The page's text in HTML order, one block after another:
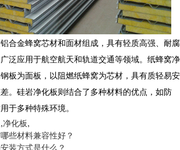
合金蜂窝芯材和面材组成，具有轻质高强、耐腐
泛应用于航空航天和轨道交通等领域。纸蜂窝净
板为面板，以阻燃纸蜂窝为芯材，具有质轻易安
。硅岩净化板则结合了多种材料的优点，如防
于多种特殊环境。
,净化板,
些材料兼容性好？
装方式是什么？